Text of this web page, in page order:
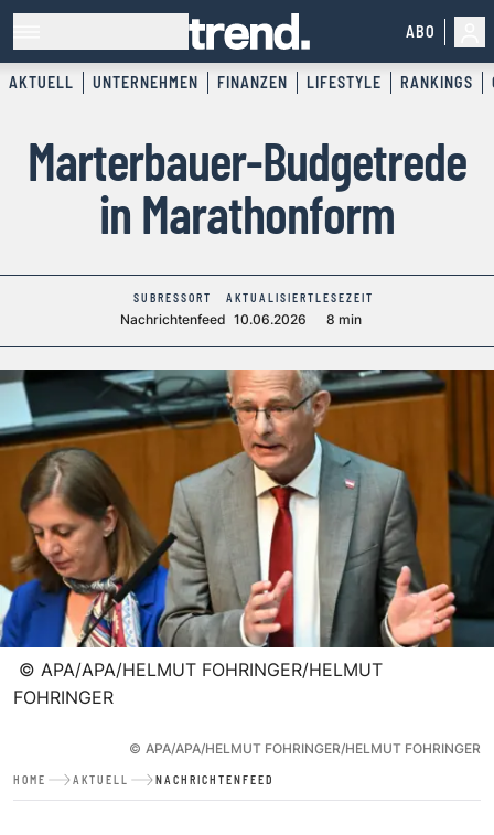
ABO
AKTUELL UNTERNEHMEN FINANZEN LIFESTYLE RANKINGS
Marterbauer-Budgetrede
in Marathonform
SUBRESSORT
Nachrichtenfeed
AKTUALISIERT
10.06.2026
LESEZEIT
8 min
© APA/APA/HELMUT FOHRINGER/HELMUT
FOHRINGER
© APA/APA/HELMUT FOHRINGER/HELMUT FOHRINGER
HOME AKTUELL NACHRICHTENFEED